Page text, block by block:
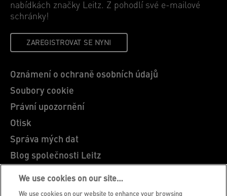
nabídkách značky Leitz. Z pohodlí své e-mailové
schránky!
ZAREGISTROVAT SE NYNI
Oznámení o ochraně osobních údajů
Soubory cookie
Právní upozornění
Otisk
Správa mých dat
Blog společnosti Leitz
We use cookies on our site…
We use cookies on our website to enhance your browsing